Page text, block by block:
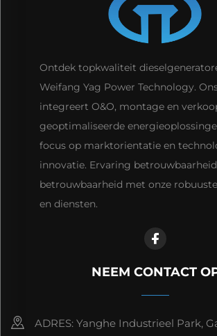
Ontdek topkwaliteit
Weifang Yag Power Technology.
integreert O&O, montage en
geoptimaliseerde
focus op marktorientatie en
innovatie. Ervaring
betrouwbaarheid met onze
en diensten.
NEEM CONTACT
ADRES: Yanghe Industrieel Park,